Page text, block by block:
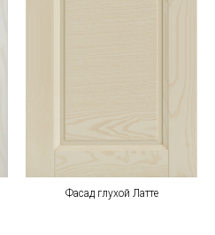
Фасад глухой Латте